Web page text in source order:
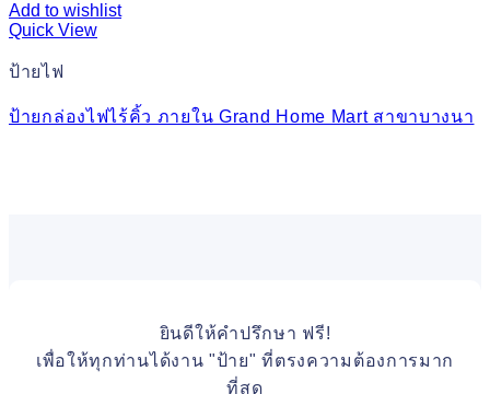
Add to wishlist
Quick View
ป้ายไฟ
ป้ายกล่องไฟไร้คิ้ว ภายใน Grand Home Mart สาขาบางนา
ยินดีให้คำปรึกษา ฟรี!
เพื่อให้ทุกท่านได้งาน "ป้าย" ที่ตรงความต้องการมาก
ที่สุด